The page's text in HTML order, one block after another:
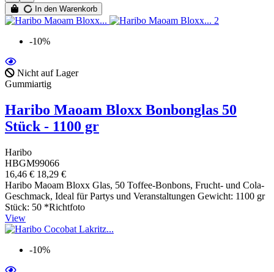
In den Warenkorb
-10%
Nicht auf Lager
Gummiartig
Haribo Maoam Bloxx Bonbonglas 50
Stück - 1100 gr
Haribo
HBGM99066
16,46 € 18,29 €
Haribo Maoam Bloxx Glas, 50 Toffee-Bonbons, Frucht- und Cola-
Geschmack, Ideal für Partys und Veranstaltungen Gewicht: 1100 gr
Stück: 50 *Richtfoto
View
-10%